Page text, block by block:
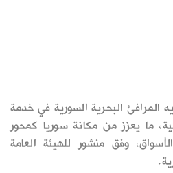
المرافئ البحرية السورية في خدمة
ما يعزز من مكانة سوريا كمحور
وفق منشور للهيئة العامة